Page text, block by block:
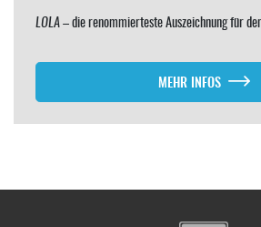
LOLA– die renommierteste Auszeichnung für
MEHR INFOS